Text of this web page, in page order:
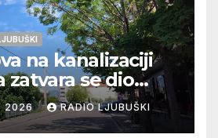
na kanalizaciji
zatvara se dio
Barbarića
2026 RADIO LJUBUŠKI